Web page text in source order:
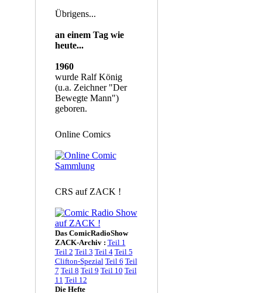
Übrigens...
an einem Tag wie
heute...
1960
wurde Ralf König
(u.a. Zeichner "Der
Bewegte Mann")
geboren.
Online Comics
CRS auf ZACK !
Das ComicRadioShow
ZACK-Archiv : Teil 1
Teil 2 Teil 3 Teil 4 Teil 5
Clifton-Spezial Teil 6 Teil
7 Teil 8 Teil 9 Teil 10 Teil
11 Teil 12
Die Hefte